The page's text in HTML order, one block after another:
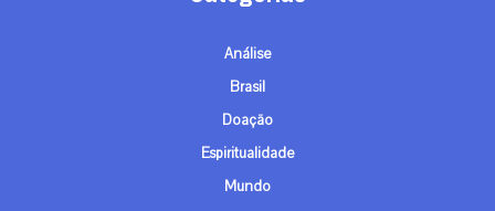
RECEBA NOSSO BOLETIM DIÁRIO
QUERO RECEBER